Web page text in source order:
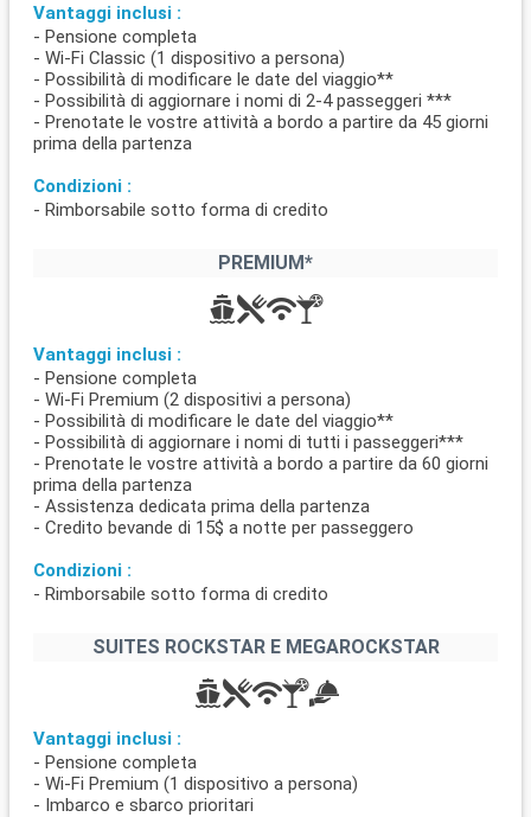
Vantaggi inclusi :
- Pensione completa
- Wi-Fi Classic (1 dispositivo a persona)
- Possibilità di modificare le date del viaggio**
- Possibilità di aggiornare i nomi di 2-4 passeggeri ***
- Prenotate le vostre attività a bordo a partire da 45 giorni
prima della partenza
Condizioni :
- Rimborsabile sotto forma di credito
PREMIUM*
Vantaggi inclusi :
- Pensione completa
- Wi-Fi Premium (2 dispositivi a persona)
- Possibilità di modificare le date del viaggio**
- Possibilità di aggiornare i nomi di tutti i passeggeri***
- Prenotate le vostre attività a bordo a partire da 60 giorni
prima della partenza
- Assistenza dedicata prima della partenza
- Credito bevande di 15$ a notte per passeggero
Condizioni :
- Rimborsabile sotto forma di credito
SUITES ROCKSTAR E MEGAROCKSTAR
Vantaggi inclusi :
- Pensione completa
- Wi-Fi Premium (1 dispositivo a persona)
- Imbarco e sbarco prioritari